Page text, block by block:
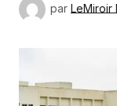
par LeMiroir